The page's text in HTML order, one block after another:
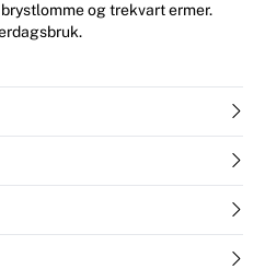
og trekvart ermer.